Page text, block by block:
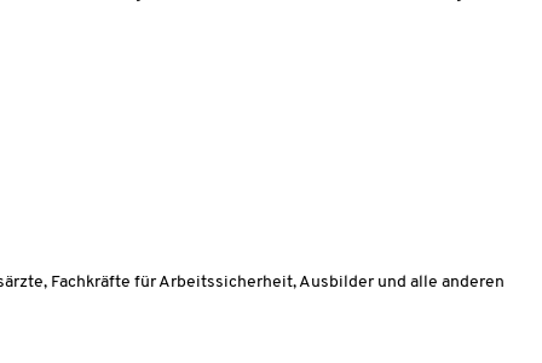
Fachkräfte für Arbeitssicherheit, Ausbilder und alle anderen